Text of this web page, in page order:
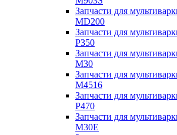
Запчасти для
MD200
Запчасти для
P350
Запчасти для
M30
Запчасти для
M4516
Запчасти для
P470
Запчасти для
M30E